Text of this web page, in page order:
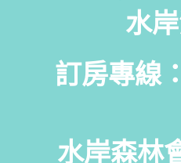
水
訂房專線
水岸森林